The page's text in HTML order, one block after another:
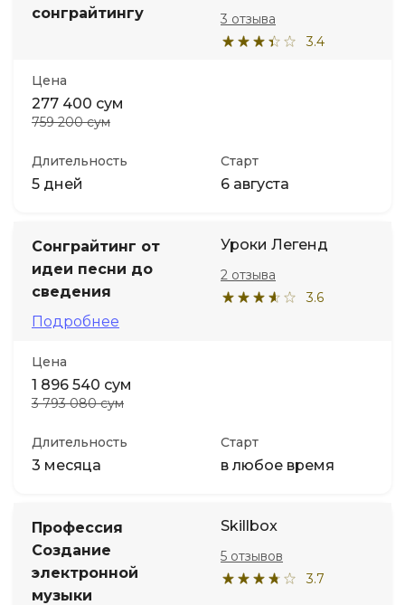
сонграйтингу
3.4
3 отзыва
Цена
277 400 сум
759 200 сум
Длительность
5 дней
Старт
6 августа
Сонграйтинг от
идеи песни до
сведения
Подробнее
Уроки Легенд
3.6
2 отзыва
Цена
1 896 540 сум
3 793 080 сум
Длительность
3 месяца
Старт
в любое время
Профессия
Создание
электронной
музыки
Skillbox
3.7
5 отзывов